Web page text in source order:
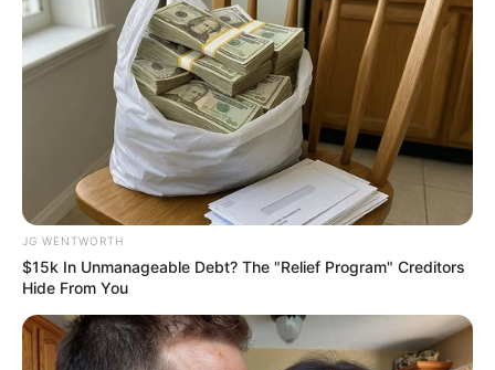
Men 45+ Are Trying This To Perform Better
JG WENTWORTH
$15k In Unmanageable Debt? The "Relief Program" Creditors
Hide From You